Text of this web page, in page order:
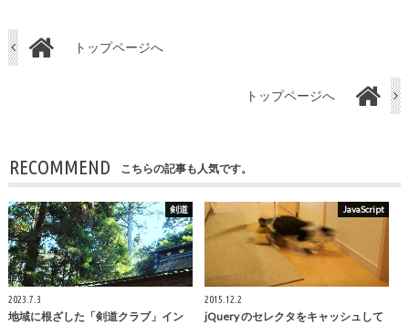
トップページへ
トップページへ
RECOMMEND こちらの記事も人気です。
剣道
2023.7.3
地域に根ざした「剣道クラブ」イン
JavaScript
2015.12.2
jQuery のセレクタをキャッシュして